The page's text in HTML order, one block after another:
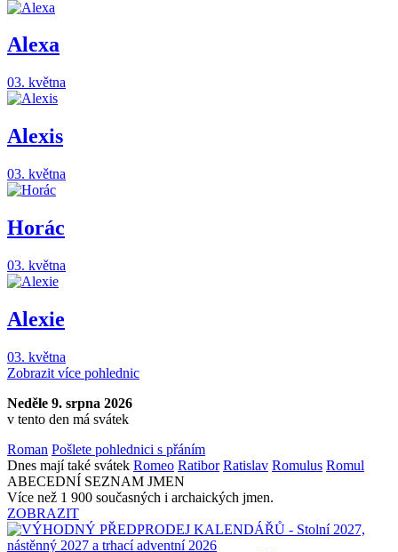
Alexa
03. května
Alexis
03. května
Horác
03. května
Alexie
03. května
Zobrazit více pohlednic
Neděle 9. srpna 2026
v tento den má svátek
Roman Pošlete pohlednici s přáním
Dnes mají také svátek Romeo Ratibor Ratislav Romulus Romul
ABECEDNÍ SEZNAM JMEN
Více než 1 900 současných i archaických jmen.
ZOBRAZIT